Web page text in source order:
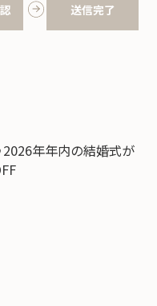
送信完了
年年内の結婚式が